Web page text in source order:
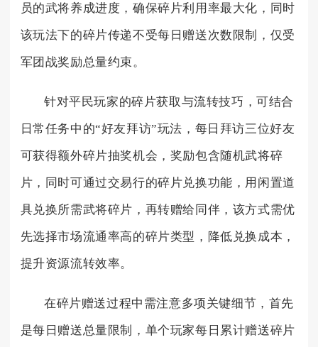
员的武将养成进度，确保碎片利用率最大化，同时
该玩法下的碎片传递不受每日赠送次数限制，仅受
军团战奖励总量约束。
针对平民玩家的碎片获取与流转技巧，可结合
日常任务中的“好友拜访”玩法，每日拜访三位好友
可获得额外碎片抽奖机会，奖励包含随机武将碎
片，同时可通过交易行的碎片兑换功能，用闲置道
具兑换所需武将碎片，再转赠给同伴，该方式需优
先选择市场流通率高的碎片类型，降低兑换成本，
提升资源流转效率。
在碎片赠送过程中需注意多项关键细节，首先
是每日赠送总量限制，单个玩家每日累计赠送碎片